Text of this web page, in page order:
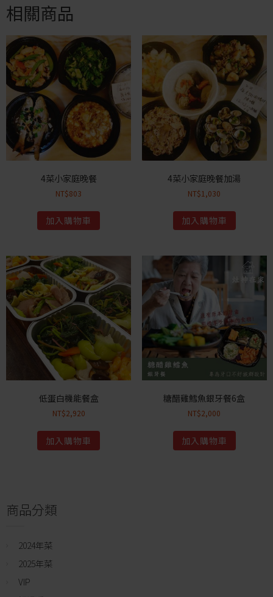
相關商品
4菜小家庭晚餐
NT$803
加入購物車
4菜小家庭晚餐加湯
NT$1,030
加入購物車
低蛋白機能餐盒
NT$2,920
加入購物車
糖醋雞鱈魚銀牙餐6盒
NT$2,000
加入購物車
商品分類
2024年菜
2025年菜
VIP